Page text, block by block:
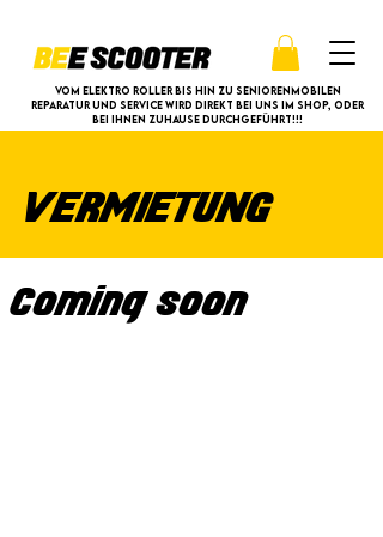
Vom Elektro Roller bis hin zu Seniorenmobilen
Reparatur und Service wird direkt bei uns im Shop, oder
bei ihnen Zuhause durchgeführt!!!
VERMIETUNG
Coming soon